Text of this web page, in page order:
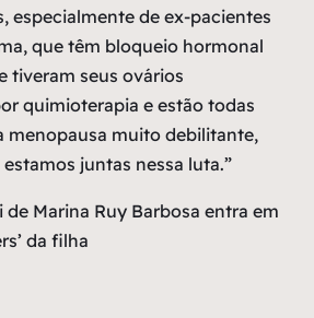
especialmente de ex-pacientes
que têm bloqueio hormonal
tiveram seus ovários
quimioterapia e estão todas
menopausa muito debilitante,
juntas nessa luta.”
de Marina Ruy Barbosa entra em
da filha